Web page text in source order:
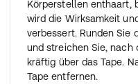
Körperstellen enthaart,
wird die Wirksamkeit
verbessert. Runden Sie
und streichen Sie, nach
kräftig über das Tape.
Tape entfernen.